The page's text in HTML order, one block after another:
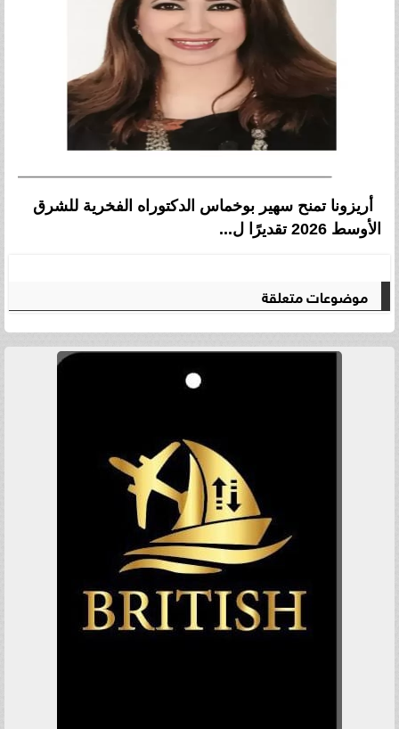
أريزونا تمنح سهير بوخماس الدكتوراه الفخرية للشرق
الأوسط 2026 تقديرًا ل...
موضوعات متعلقة